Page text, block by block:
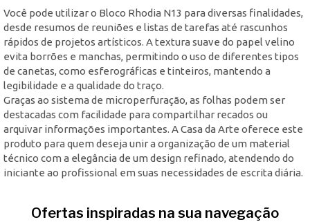
Você pode utilizar o Bloco Rhodia N13 para diversas finalidades,
desde resumos de reuniões e listas de tarefas até rascunhos
rápidos de projetos artísticos. A textura suave do papel velino
evita borrões e manchas, permitindo o uso de diferentes tipos
de canetas, como esferográficas e tinteiros, mantendo a
legibilidade e a qualidade do traço.
Graças ao sistema de microperfuração, as folhas podem ser
destacadas com facilidade para compartilhar recados ou
arquivar informações importantes. A Casa da Arte oferece este
produto para quem deseja unir a organização de um material
técnico com a elegância de um design refinado, atendendo do
iniciante ao profissional em suas necessidades de escrita diária.
Ofertas inspiradas na sua navegação